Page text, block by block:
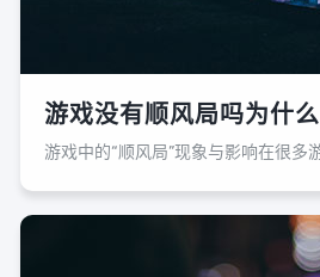
游戏没有顺风局吗为什么